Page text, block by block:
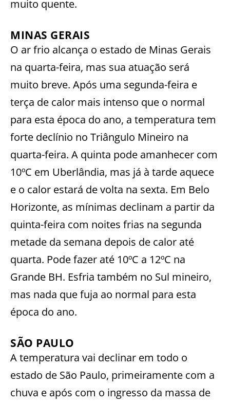
muito quente.
MINAS GERAIS
O ar frio alcança o estado de Minas Gerais
na quarta-feira, mas sua atuação será
muito breve. Após uma segunda-feira e
terça de calor mais intenso que o normal
para esta época do ano, a temperatura tem
forte declínio no Triângulo Mineiro na
quarta-feira. A quinta pode amanhecer com
10ºC em Uberlândia, mas já à tarde aquece
e o calor estará de volta na sexta. Em Belo
Horizonte, as mínimas declinam a partir da
quinta-feira com noites frias na segunda
metade da semana depois de calor até
quarta. Pode fazer até 10ºC a 12ºC na
Grande BH. Esfria também no Sul mineiro,
mas nada que fuja ao normal para esta
época do ano.
SÃO PAULO
A temperatura vai declinar em todo o
estado de São Paulo, primeiramente com a
chuva e após com o ingresso da massa de